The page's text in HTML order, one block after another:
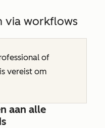
via workflows
of
vereist om
aan alle